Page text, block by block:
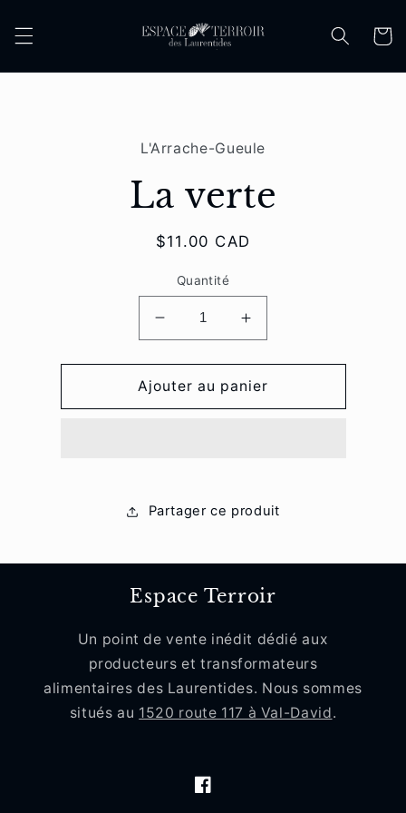
au
Panier
L'Arrache-Gueule
La verte
Prix
$11.00 CAD
Quantité
Réduire
la
quantité
de
La
Augmenter
la
quantité
de
La
Ajouter au panier
Partager ce produit
Espace Terroir
Un point de vente inédit dédié aux
producteurs et transformateurs
alimentaires des Laurentides. Nous sommes
situés au 1520 route 117 à Val-David.
Facebook